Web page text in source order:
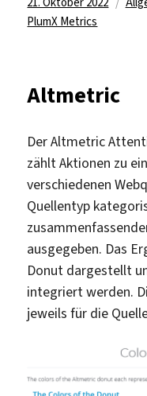
am
PlumX Metrics
Altmetric
Der Altmetric
zählt Aktionen zu
verschiedenen
Quellentyp
ausgegeben. Das
Donut dargestellt
integriert werden.
jeweils für die